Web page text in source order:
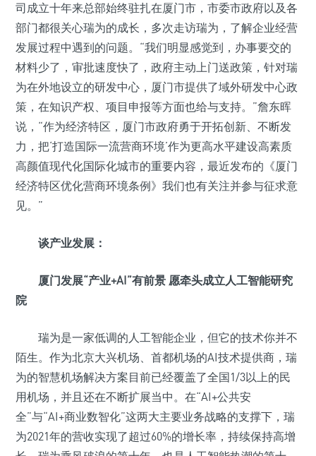
司成立十年来总部始终驻扎在厦门市，市委市政府以及各
部门都很关心瑞为的成长，多次走访瑞为，了解企业经营
发展过程中遇到的问题。“我们明显感觉到，办事要交的
材料少了，审批速度快了，政府主动上门送政策，针对瑞
为在外地设立的研发中心，厦门市提供了域外研发中心政
策，在知识产权、项目申报等方面也给与支持。”詹东晖
说，“作为经济特区，厦门市政府勇于开拓创新、不断发
力，把‘打造国际一流营商环境’作为更高水平建设高素质
高颜值现代化国际化城市的重要内容，最近发布的《厦门
经济特区优化营商环境条例》我们也有关注并参与征求意
见。”
谈产业发展：
厦门发展“产业+AI”有前景 愿牵头成立人工智能研究
院
瑞为是一家低调的人工智能企业，但它的技术你并不
陌生。作为北京大兴机场、首都机场的AI技术提供商，瑞
为的智慧机场解决方案目前已经覆盖了全国1/3以上的民
用机场，并且还在不断扩展当中。在“AI+公共安
全”与“AI+商业数智化”这两大主要业务战略的支撑下，瑞
为2021年的营收实现了超过60%的增长率，持续保持高增